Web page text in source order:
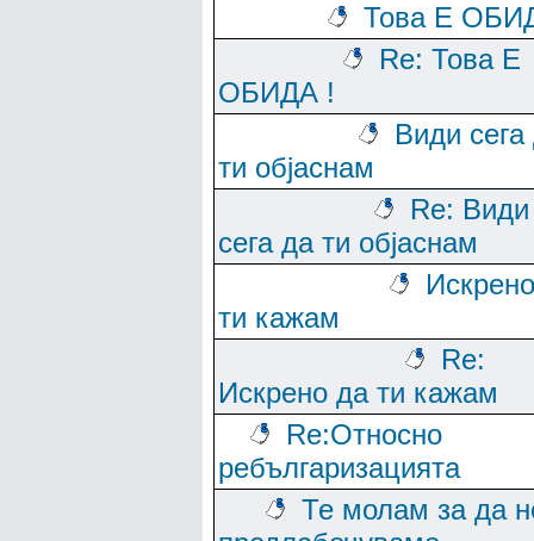
Това Е
Re: Това Е
ОБИДА !
Види сега
ти објаснам
Re: Види
сега да ти објаснам
ти кажам
Re:
Искрено да ти кажам
Re:Относно
ребългаризацията
Те молам за да